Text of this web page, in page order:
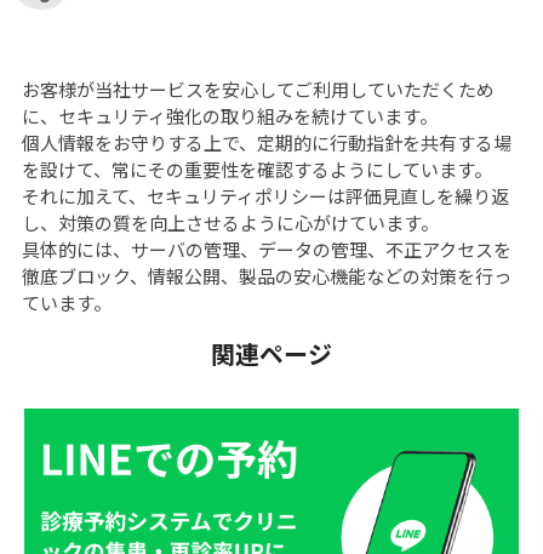
お客様が当社サービスを安心してご利用していただくため
に、セキュリティ強化の取り組みを続けています。
個人情報をお守りする上で、定期的に行動指針を共有する場
を設けて、常にその重要性を確認するようにしています。
それに加えて、セキュリティポリシーは評価見直しを繰り返
し、対策の質を向上させるように心がけています。
具体的には、サーバの管理、データの管理、不正アクセスを
徹底ブロック、情報公開、製品の安心機能などの対策を行っ
ています。
関連ページ